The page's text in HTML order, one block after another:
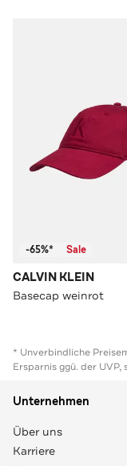
-65%* Sale
CALVIN KLEIN
Basecap weinrot
* Unverbindliche
Ersparnis ggü. der
Unternehmen
Über uns
Karriere